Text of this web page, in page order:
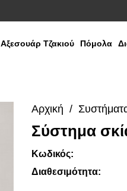
Αξεσουάρ Τζακιού Πόμολα
Αρχική
Σύστημα
Κωδικός:
Διαθεσιμότητα: